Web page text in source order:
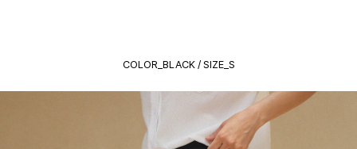
COLOR_BLACK / SIZE_S